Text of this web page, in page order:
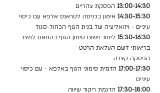
13:00-14:30 הפסקת צהריים
14:30-15:30 אימון בכניסה לטראנס אלפא עם כיסוי
עיניים - ויזואליציה של בנית הגוף הכחול-סגול
15:30-16:30 לימוד וישום סימון הגוף בהתאם למצב
בריאותי לשם העלאת הרטט
הפסקה קצרה
17:00-17:30 הדמית סימוני הגוף באלפא - עם כיסוי
עיניים
17:30-18:00 הדגמת ריקוד שיווה